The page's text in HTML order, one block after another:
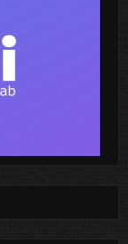
år – klar
fylder